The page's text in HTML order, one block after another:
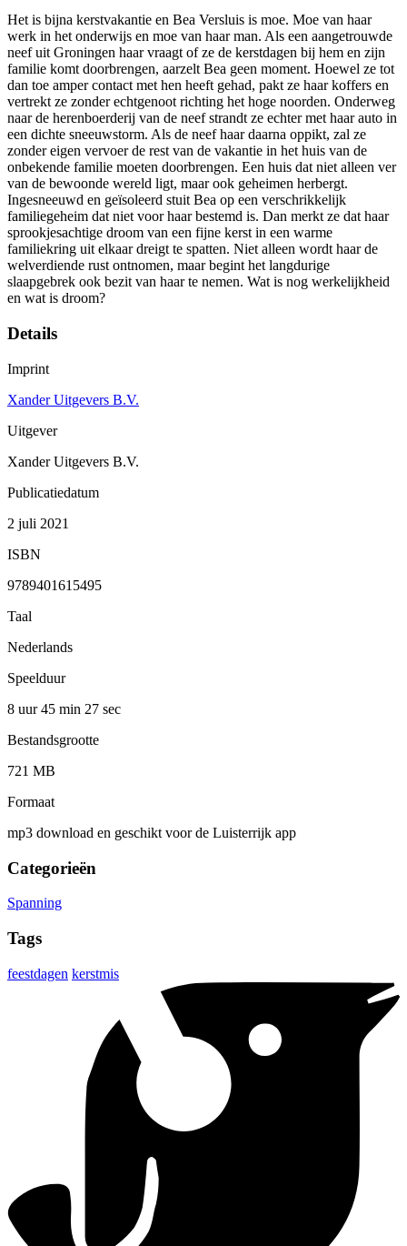
Het is bijna kerstvakantie en Bea Versluis is moe. Moe van haar
werk in het onderwijs en moe van haar man. Als een aangetrouwde
neef uit Groningen haar vraagt of ze de kerstdagen bij hem en zijn
familie komt doorbrengen, aarzelt Bea geen moment. Hoewel ze tot
dan toe amper contact met hen heeft gehad, pakt ze haar koffers en
vertrekt ze zonder echtgenoot richting het hoge noorden. Onderweg
naar de herenboerderij van de neef strandt ze echter met haar auto in
een dichte sneeuwstorm. Als de neef haar daarna oppikt, zal ze
zonder eigen vervoer de rest van de vakantie in het huis van de
onbekende familie moeten doorbrengen. Een huis dat niet alleen ver
van de bewoonde wereld ligt, maar ook geheimen herbergt.
Ingesneeuwd en geïsoleerd stuit Bea op een verschrikkelijk
familiegeheim dat niet voor haar bestemd is. Dan merkt ze dat haar
sprookjesachtige droom van een fijne kerst in een warme
familiekring uit elkaar dreigt te spatten. Niet alleen wordt haar de
welverdiende rust ontnomen, maar begint het langdurige
slaapgebrek ook bezit van haar te nemen. Wat is nog werkelijkheid
en wat is droom?
Details
Imprint
Xander Uitgevers B.V.
Uitgever
Xander Uitgevers B.V.
Publicatiedatum
2 juli 2021
ISBN
9789401615495
Taal
Nederlands
Speelduur
8 uur 45 min 27 sec
Bestandsgrootte
721 MB
Formaat
mp3 download en geschikt voor de Luisterrijk app
Categorieën
Spanning
Tags
feestdagen kerstmis